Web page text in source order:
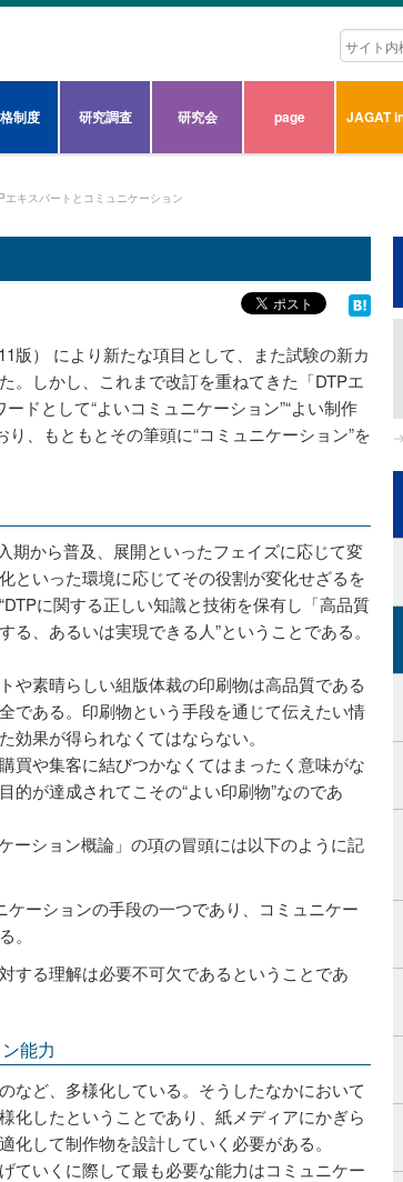
制度 研究調査 研究会 page JAGAT
エキスパートとコミュニケーション
版） により新たな項目として、また試験の新カ
。しかし、これまで改訂を重ねてきた「DTPエ
ドとして“よいコミュニケーション”“よい制作
り、もともとその筆頭に“コミュニケーション”を
期から普及、展開といったフェイズに応じて変
といった環境に応じてその役割が変化せざるを
に関する正しい知識と技術を保有し「高品質
、あるいは実現できる人”ということである。
や素晴らしい組版体裁の印刷物は高品質である
である。印刷物という手段を通じて伝えたい情
果が得られなくてはならない。
買や集客に結びつかなくてはまったく意味がな
が達成されてこその“よい印刷物”なのであ
ーション概論」の項の冒頭には以下のように記
ーションの手段の一つであり、コミュニケー
。
する理解は必要不可欠であるということであ
能力
など、多様化している。そうしたなかにおいて
化したということであり、紙メディアにかぎら
して制作物を設計していく必要がある。
ていくに際して最も必要な能力はコミュニケー